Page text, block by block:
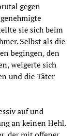
gegen
sie sich beim
Selbst als die
begingen, den
weigerte sich
und die Täter
auf und
an keinen Hehl.